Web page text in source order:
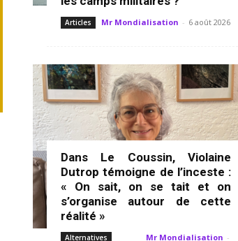
Articles Mr Mondialisation - 6 août 2026
Dans Le Coussin, Violaine
Dutrop témoigne de l’inceste :
« On sait, on se tait et on
s’organise autour de cette
réalité »
Alternatives Mr Mondialisation -